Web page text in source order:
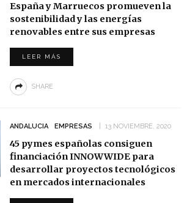
España y Marruecos promueven la
sostenibilidad y las energías
renovables entre sus empresas
LEER MÁS
SHARE
ANDALUCIA EMPRESAS 13 NOVIEMBRE, 2020
45 pymes españolas consiguen
financiación INNOWWIDE para
desarrollar proyectos tecnológicos
en mercados internacionales